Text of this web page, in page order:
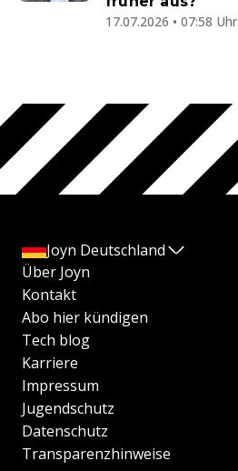
17.07.2026 • 07:58 Uhr
Joyn Deutschland
Über Joyn
Kontakt
Abo hier kündigen
Tech blog
Karriere
Impressum
Jugendschutz
Datenschutz
Transparenzhinweise